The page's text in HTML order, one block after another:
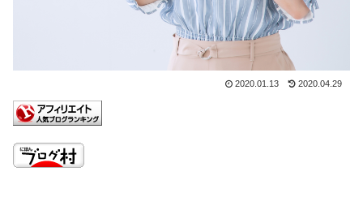
2020.01.13 2020.04.29